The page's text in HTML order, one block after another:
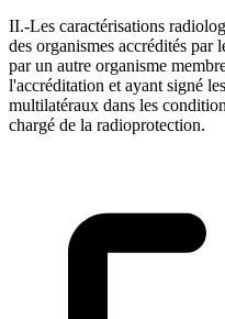
II.-Les caractérisations
des organismes accrédités par
par un autre organisme
l'accréditation et ayant signé
multilatéraux dans les
chargé de la radioprotection.